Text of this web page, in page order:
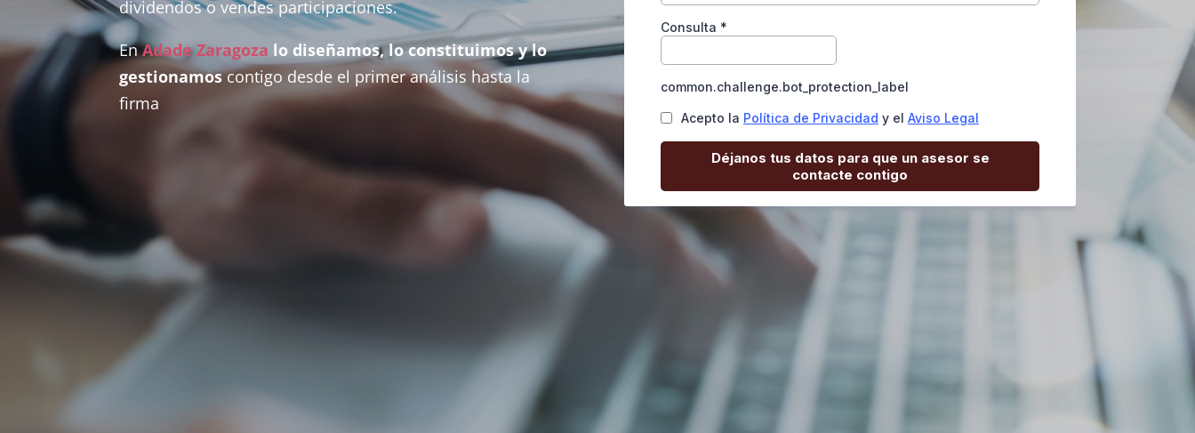
dividendos o vendes participaciones.
EnAdade Zaragoza lo diseñamos, lo constituimos y lo
gestionamoscontigo desde el primer análisis hasta la
firma